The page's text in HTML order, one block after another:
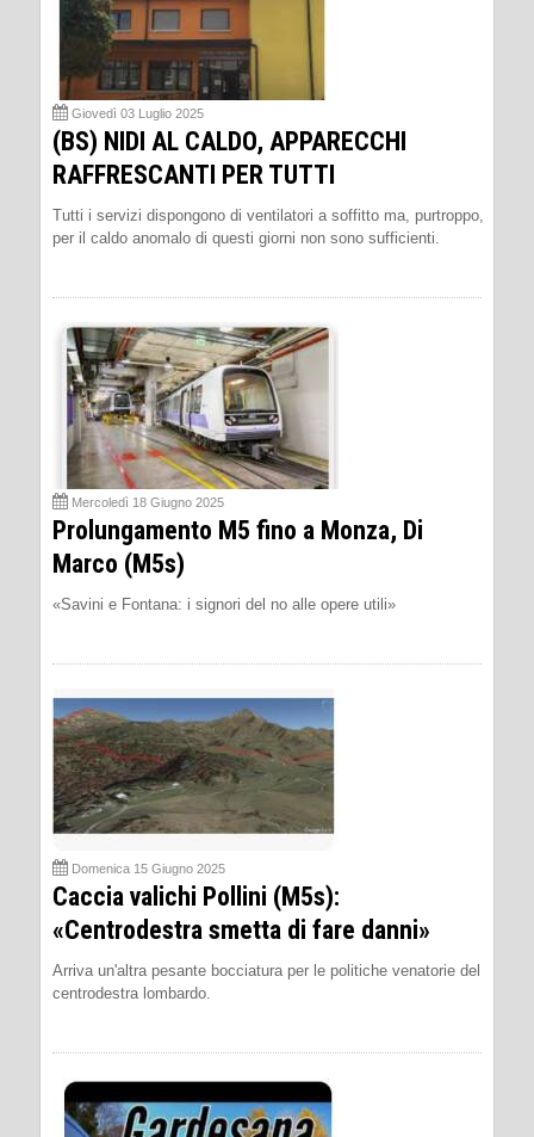
Giovedì 03 Luglio 2025
(BS) NIDI AL CALDO, APPARECCHI
RAFFRESCANTI PER TUTTI
Tutti i servizi dispongono di ventilatori a soffitto ma, purtroppo,
per il caldo anomalo di questi giorni non sono sufficienti.
Mercoledì 18 Giugno 2025
Prolungamento M5 fino a Monza, Di
Marco (M5s)
«Savini e Fontana: i signori del no alle opere utili»
Domenica 15 Giugno 2025
Caccia valichi Pollini (M5s):
«Centrodestra smetta di fare danni»
Arriva un'altra pesante bocciatura per le politiche venatorie del
centrodestra lombardo.